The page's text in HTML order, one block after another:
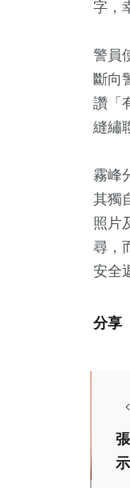
字，
警員
斷向
讚「
縫繡
霧峰
其獨
照片
尋，
安全
分享
海峽論壇專區
+